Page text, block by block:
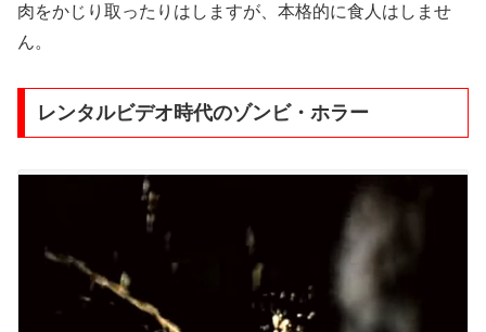
肉をかじり取ったりはしますが、本格的に食人はしませ
ん。
レンタルビデオ時代のゾンビ・ホラー